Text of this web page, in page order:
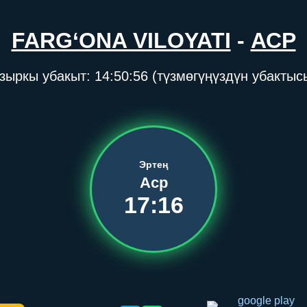
FARG‘ONA VILOYATI - АСР
убакыт: 14:50:56(түзмөгүңүздүн
Эртең
Аср
17:16